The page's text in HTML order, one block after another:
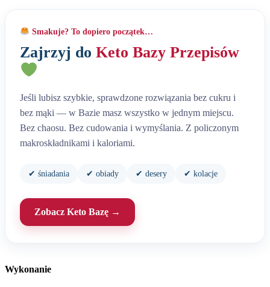
Smakuje? To dopiero początek…
Zajrzyj do Keto Bazy Przepisów
Jeśli lubisz szybkie, sprawdzone rozwiązania bez cukru i
bez mąki — w Bazie masz wszystko w jednym miejscu.
Bez chaosu. Bez cudowania i wymyślania. Z policzonym
makroskładnikami i kaloriami.
✔ śniadania ✔ obiady ✔ desery ✔ kolacje
Zobacz Keto Bazę →
Wykonanie